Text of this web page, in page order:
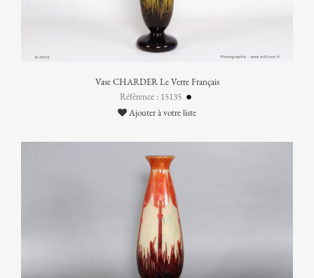
Vase CHARDER Le Verre Français
Référence : 15135
Ajouter à votre liste